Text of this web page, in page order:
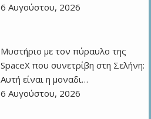
6 Αυγούστου, 2026
Μυστήριο με τον πύραυλο της
SpaceX που συνετρίβη στη Σελήνη:
Αυτή είναι η μοναδι…
6 Αυγούστου, 2026